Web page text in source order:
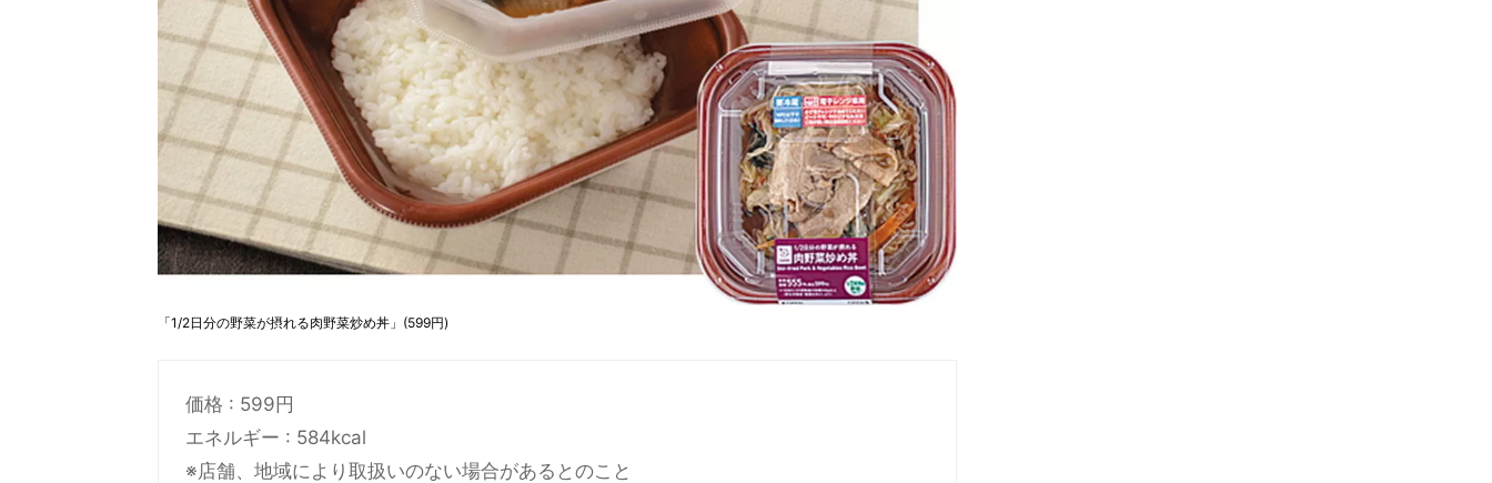
「1/2日分の野菜が摂れる肉野菜炒め丼」(599円)
価格 : 599円
エネルギー : 584kcal
※店舗、地域により取扱いのない場合があるとのこと